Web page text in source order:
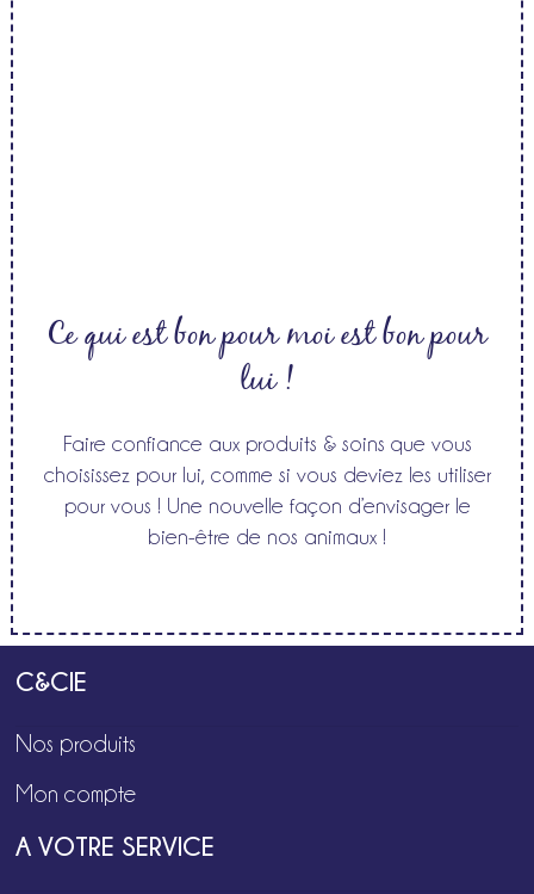
Ce qui est bon pour moi est bon pour
lui !
Faire confiance aux produits & soins que vous
choisissez pour lui, comme si vous deviez les utiliser
pour vous ! Une nouvelle façon d’envisager le
bien-être de nos animaux !
C&CIE
Nos produits
Mon compte
A VOTRE SERVICE